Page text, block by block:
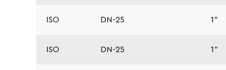
ISO DN-25 1"
ISO DN-25 1"